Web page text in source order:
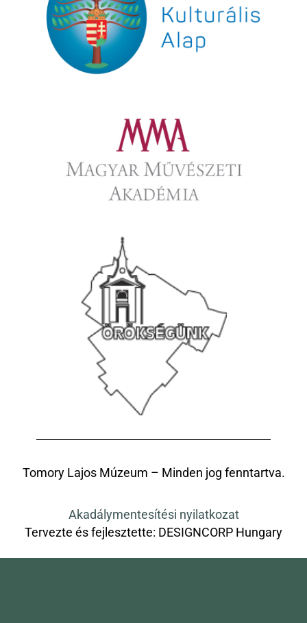
Tomory Lajos Múzeum – Minden jog fenntartva.
Akadálymentesítési nyilatkozat
Tervezte és fejlesztette: DESIGNCORP Hungary